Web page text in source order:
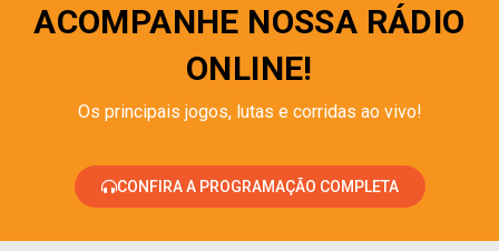
ACOMPANHE NOSSA RÁDIO
ONLINE!
Os principais jogos, lutas e corridas ao vivo!
CONFIRA A PROGRAMAÇÃO COMPLETA